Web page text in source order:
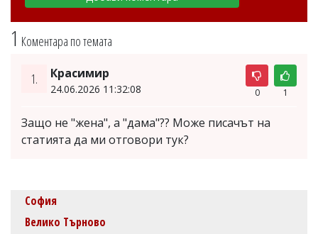
1 Коментара по темата
1. Красимир
24.06.2026 11:32:08 0 1
Защо не "жена", а "дама"?? Може писачът на
статията да ми отговори тук?
София
Велико Търново